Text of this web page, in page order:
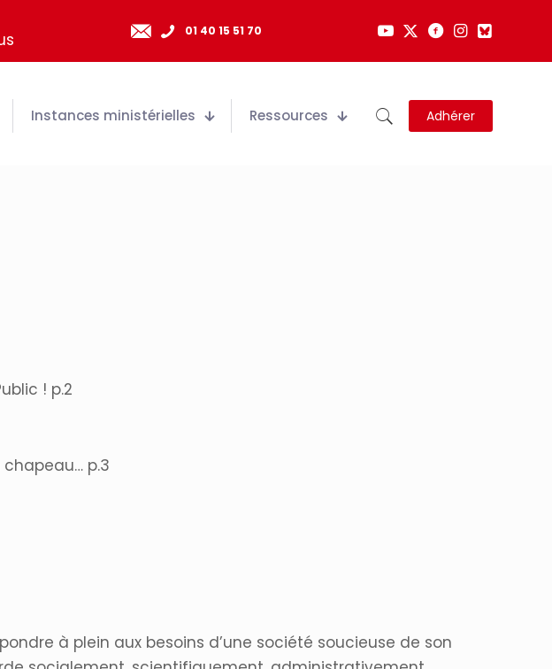
01 40 15 51 70
Instances ministérielles Ressources Adhérer
! p.2
p.3
à plein aux besoins d’une société soucieuse de son